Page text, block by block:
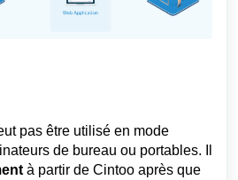
pas être utilisé en mode
de bureau ou portables. Il
à partir de Cintoo après que